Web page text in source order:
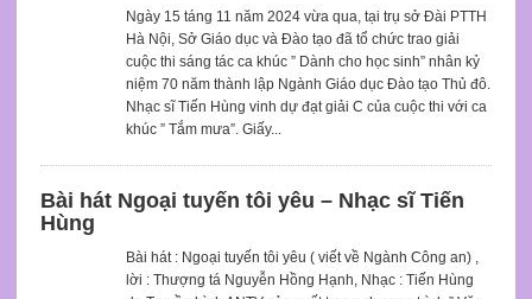
Ngày 15 táng 11 năm 2024 vừa qua, tại trụ sở Đài PTTH
Hà Nội, Sở Giáo dục và Đào tạo đã tổ chức trao giải
cuộc thi sáng tác ca khúc ” Dành cho học sinh” nhân kỷ
niệm 70 năm thành lập Ngành Giáo dục Đào tạo Thủ đô.
Nhạc sĩ Tiến Hùng vinh dự đạt giải C của cuộc thi với ca
khúc ” Tắm mưa”. Giấy...
Bài hát Ngoại tuyến tôi yêu – Nhạc sĩ Tiến
Hùng
Bài hát : Ngoại tuyến tôi yêu ( viết về Ngành Công an) ,
lời : Thượng tá Nguyễn Hồng Hạnh, Nhạc : Tiến Hùng